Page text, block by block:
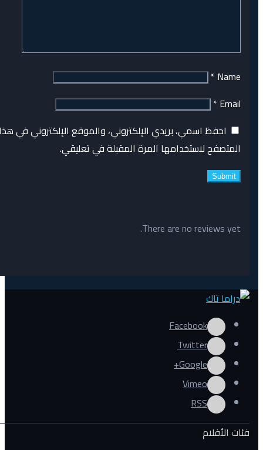
Name
*
Email
*
احفظ اسمي، بريدي الإلكتروني، والموقع الإلكتروني في
المتصفح لاستخدامها المرة المقبلة في تعليقي.
There are no reviews yet.
Facebook
Twitter
Google+
Vimeo
RSS
فئات الأفلام